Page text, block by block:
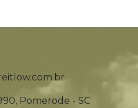
Pomerode - SC